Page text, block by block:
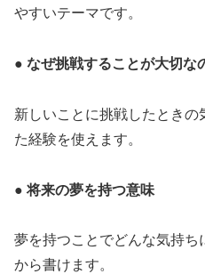
やすいテーマです。
● なぜ挑戦することが大切な
新しいことに挑戦したとき
た経験を使えます。
● 将来の夢を持つ意味
夢を持つことでどんな気持ち
から書けます。